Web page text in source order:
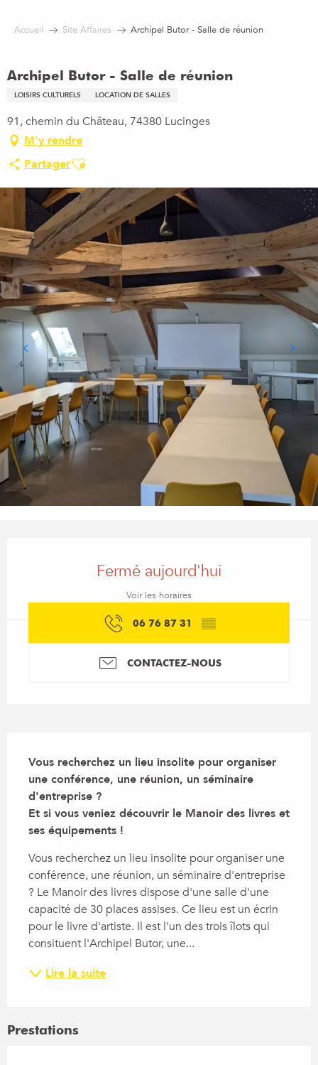
Accueil Site Affaires Archipel Butor - Salle de réunion
Archipel Butor - Salle de réunion
LOISIRS CULTURELS LOCATION DE SALLES
91, chemin du Château, 74380 Lucinges
M'y rendre
PartagerAjouter aux favoris
Fermé aujourd'hui
Voir les horaires
06 76 87 31 ▒▒
CONTACTEZ-NOUS
Vous recherchez un lieu insolite pour organiser
une conférence, une réunion, un séminaire
d'entreprise ?
Et si vous veniez découvrir le Manoir des livres et
ses équipements !
Vous recherchez un lieu insolite pour organiser une
conférence, une réunion, un séminaire d'entreprise
? Le Manoir des livres dispose d'une salle d'une
capacité de 30 places assises. Ce lieu est un écrin
pour le livre d'artiste. Il est l'un des trois îlots qui
consituent l'Archipel Butor, une...
Lire la suite
Prestations